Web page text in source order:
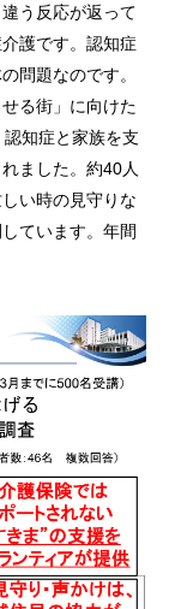
う反応が返って
護です。認知症
問題なのです。
る街」に向けた
知症と家族を支
ました。約40人
い時の見守りな
ています。年間